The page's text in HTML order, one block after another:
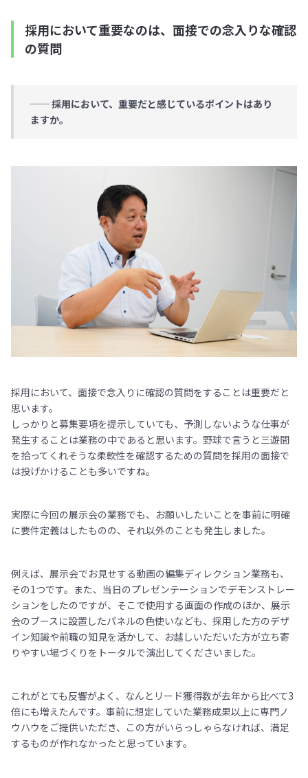
採用において重要なのは、面接での念入りな確認
の質問
── 採用において、重要だと感じているポイントはあり
ますか。
採用において、面接で念入りに確認の質問をすることは重要だと
思います。
しっかりと募集要項を提示していても、予測しないような仕事が
発生することは業務の中であると思います。野球で言うと三遊間
を拾ってくれそうな柔軟性を確認するための質問を採用の面接で
は投げかけることも多いですね。
実際に今回の展示会の業務でも、お願いしたいことを事前に明確
に要件定義はしたものの、それ以外のことも発生しました。
例えば、展示会でお見せする動画の編集ディレクション業務も、
その1つです。また、当日のプレゼンテーションでデモンストレー
ションをしたのですが、そこで使用する画面の作成のほか、展示
会のブースに設置したパネルの色使いなども、採用した方のデザ
イン知識や前職の知見を活かして、お越しいただいた方が立ち寄
りやすい場づくりをトータルで演出してくださいました。
これがとても反響がよく、なんとリード獲得数が去年から比べて3
倍にも増えたんです。事前に想定していた業務成果以上に専門ノ
ウハウをご提供いただき、この方がいらっしゃらなければ、満足
するものが作れなかったと思っています。